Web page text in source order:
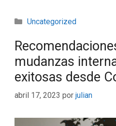
Uncategorized
mudanzas
exitosas desde
abril 17, 2023 por julian